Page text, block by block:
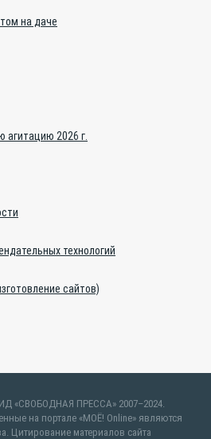
на даче
агитацию 2026 г.
технологий
сайтов)
«СВОБОДНАЯ ПРЕССА» 2007–2024.
на портале «МОЁ! Online» являются
Цитирование материалов сайта